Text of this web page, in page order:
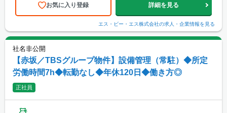
お気に入り登録 詳細を見る
エス・ビー・エス株式会社の求人・企業情報を見る
社名非公開
【赤坂／TBSグループ物件】設備管理（常駐）◆所定
労働時間7h◆転勤なし◆年休120日◆働き方◎
正社員